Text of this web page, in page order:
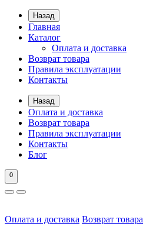
Назад
Главная
Каталог
Оплата и доставка
Возврат товара
Правила эксплуатации
Контакты
Назад
Оплата и доставка
Возврат товара
Правила эксплуатации
Контакты
Блог
0
Оплата и доставка Возврат товара